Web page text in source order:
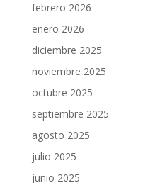
febrero 2026
enero 2026
diciembre 2025
noviembre 2025
octubre 2025
septiembre 2025
agosto 2025
julio 2025
junio 2025